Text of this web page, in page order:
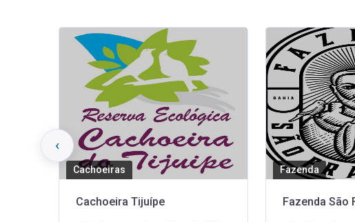
Fazenda
Fazenda São Francisco
Praia
Praia do Sargi
‹